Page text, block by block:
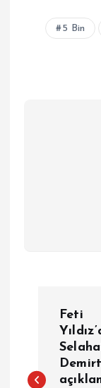
5 Bin
z
Feti